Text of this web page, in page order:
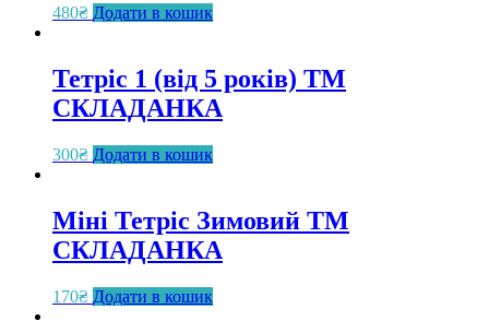
480₴ Додати в кошик
Тетріс 1 (від 5 років) ТМ
СКЛАДАНКА
300₴ Додати в кошик
Міні Тетріс Зимовий ТМ
СКЛАДАНКА
170₴ Додати в кошик